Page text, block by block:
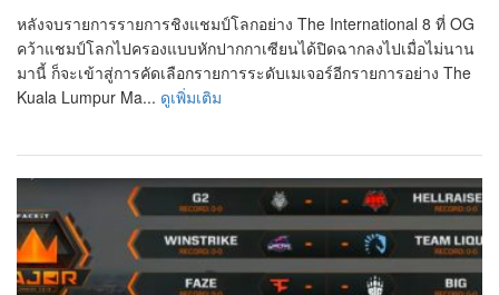
หลังจบรายการรายการชิงแชมป์โลกอย่าง The International 8 ที่ OG
คว้าแชมป์โลกไปครองแบบหักปากกาเซียนได้ปิดฉากลงไปเมื่อไม่นาน
มานี้ ก็จะเข้าสู่การคัดเลือกรายการระดับเมเจอร์อีกรายการอย่าง The
Kuala Lumpur Ma... ดูเพิ่มเติม